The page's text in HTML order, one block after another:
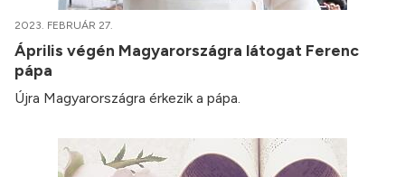
2023. FEBRUÁR 27.
Április végén Magyarországra látogat Ferenc
pápa
Újra Magyarországra érkezik a pápa.